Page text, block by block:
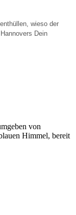
wieso der
Dein